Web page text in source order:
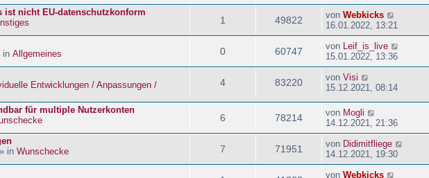
nicht EU-datenschutzkonform
1 49822 von Webkicks
16.01.2022, 13:21
in Allgemeines 0 60747 von Leif_is_live
15.01.2022, 13:36
Entwicklungen / Anpassungen /
4 83220 von Visi
15.12.2021, 08:14
für multiple Nutzerkonten
6 78214 von Mogli
14.12.2021, 21:36
in Wunschecke 7 71951 von Didimitfliege
14.12.2021, 19:30
von Webkicks